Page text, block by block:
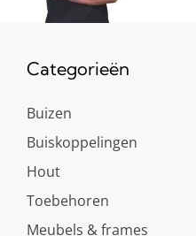
Categorieën
Buizen
Buiskoppelingen
Hout
Toebehoren
Meubels & frames